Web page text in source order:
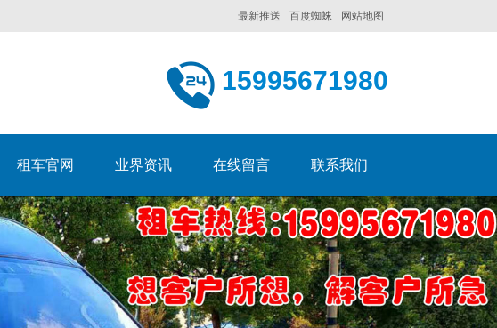
网站地图
百度蜘蛛
最新推送
15995671980
租车官网 业界资讯 在线留言 联系我们